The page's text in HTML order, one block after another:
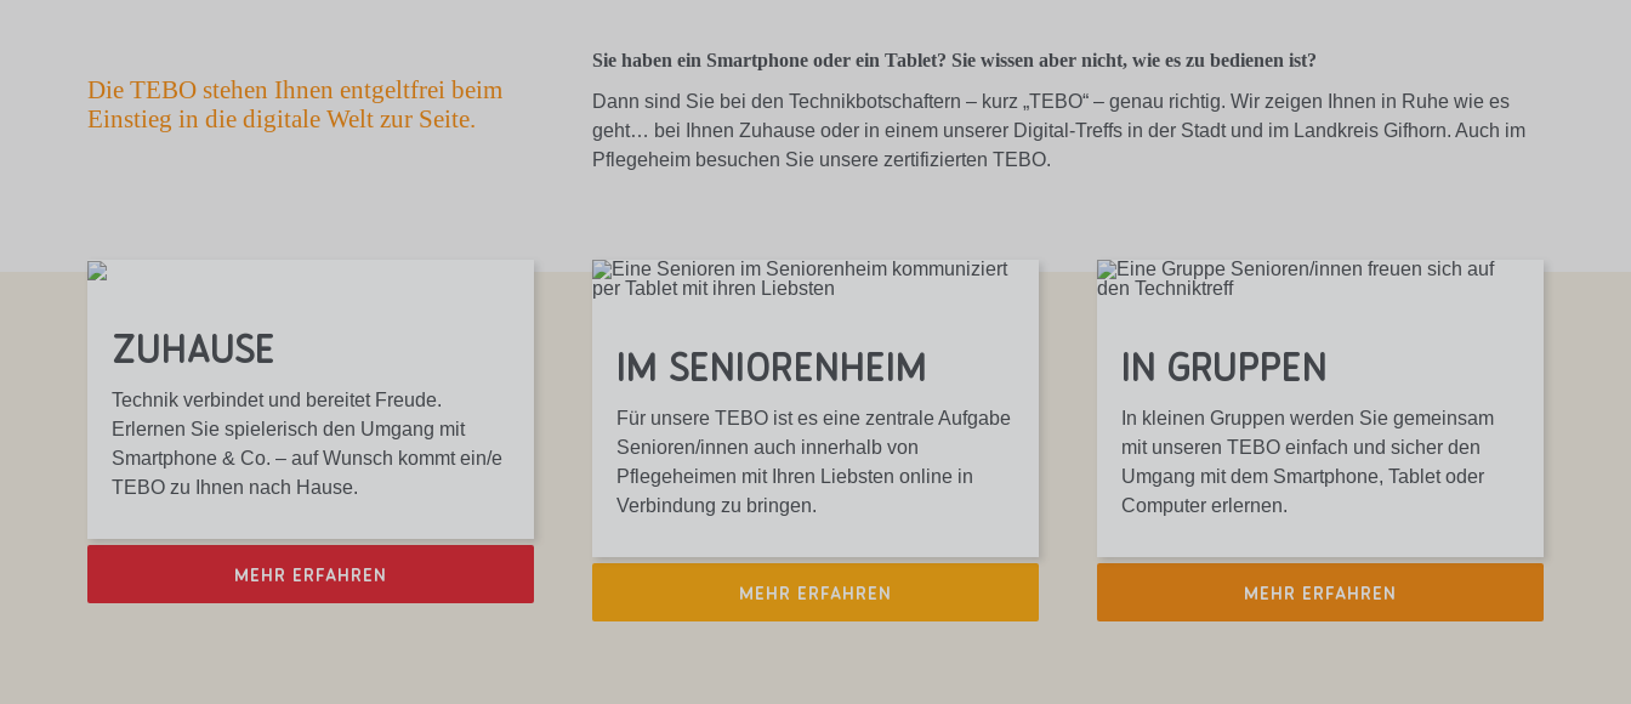
Die TEBO stehen Ihnen entgeltfrei beim
Einstieg in die digitale Welt zur Seite.
Sie haben ein Smartphone oder ein Tablet? Sie wissen aber nicht, wie es zu bedienen ist?
Dann sind Sie bei den Technikbotschaftern – kurz „TEBO“ – genau richtig. Wir zeigen Ihnen in Ruhe wie es
geht… bei Ihnen Zuhause oder in einem unserer Digital-Treffsin der Stadt und im Landkreis Gifhorn. Auch im
Pflegeheimbesuchen Sie unsere zertifizierten TEBO.
Zuhause
Technik verbindet und bereitet Freude.
Erlernen Sie spielerisch den Umgang mit
Smartphone & Co. – auf Wunsch kommt ein/e
TEBO zu Ihnen nach Hause.
MEHR ERFAHREN
im Senioren­heim
Für unsere TEBO ist es eine zentrale Aufgabe
Senioren/innen auch innerhalb von
Pflegeheimen mit Ihren Liebsten online in
Verbindung zu bringen.
MEHR ERFAHREN
in Gruppen
In kleinen Gruppen werden Sie gemeinsam
mit unseren TEBO einfach und sicher den
Umgang mit dem Smartphone, Tablet oder
Computer erlernen.
MEHR ERFAHREN